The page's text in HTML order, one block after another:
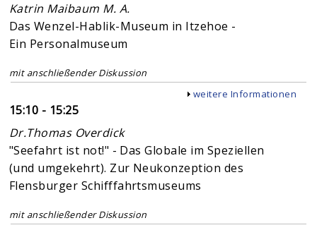
Katrin Maibaum M. A.
Das Wenzel-Hablik-Museum in Itzehoe -
Ein Personalmuseum
mit anschließender Diskussion
Anzeigen
weitere Informationen
15:10 - 15:25
Dr.Thomas Overdick
"Seefahrt ist not!" - Das Globale im Speziellen
(und umgekehrt). Zur Neukonzeption des
Flensburger Schifffahrtsmuseums
mit anschließender Diskussion